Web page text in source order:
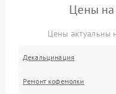
Цены на
Цены актуальны
Декальцинация
Ремонт кофемолки